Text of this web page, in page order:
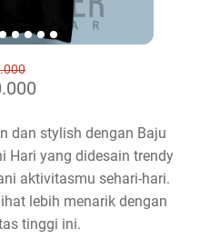
dan stylish dengan Baju
Hari yang didesain trendy
aktivitasmu sehari-hari.
lebih menarik dengan
tinggi ini.